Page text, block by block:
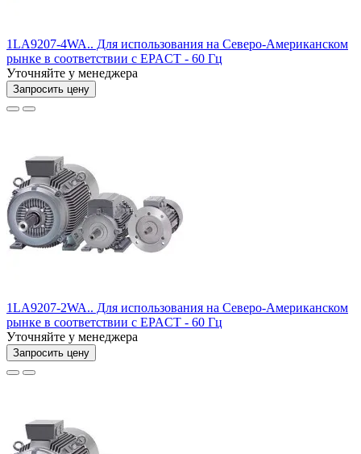
1LA9207-4WA.. Для использования на Северо-Американском
рынке в соответствии с EPACT - 60 Гц
Уточняйте у менеджера
Запросить цену
1LA9207-2WA.. Для использования на Северо-Американском
рынке в соответствии с EPACT - 60 Гц
Уточняйте у менеджера
Запросить цену